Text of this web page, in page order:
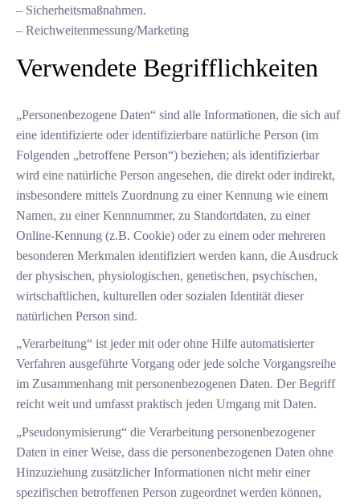
– Sicherheitsmaßnahmen.
– Reichweitenmessung/Marketing
Verwendete Begrifflichkeiten
„Personenbezogene Daten“ sind alle Informationen, die sich auf
eine identifizierte oder identifizierbare natürliche Person (im
Folgenden „betroffene Person“) beziehen; als identifizierbar
wird eine natürliche Person angesehen, die direkt oder indirekt,
insbesondere mittels Zuordnung zu einer Kennung wie einem
Namen, zu einer Kennnummer, zu Standortdaten, zu einer
Online-Kennung (z.B. Cookie) oder zu einem oder mehreren
besonderen Merkmalen identifiziert werden kann, die Ausdruck
der physischen, physiologischen, genetischen, psychischen,
wirtschaftlichen, kulturellen oder sozialen Identität dieser
natürlichen Person sind.
„Verarbeitung“ ist jeder mit oder ohne Hilfe automatisierter
Verfahren ausgeführte Vorgang oder jede solche Vorgangsreihe
im Zusammenhang mit personenbezogenen Daten. Der Begriff
reicht weit und umfasst praktisch jeden Umgang mit Daten.
„Pseudonymisierung“ die Verarbeitung personenbezogener
Daten in einer Weise, dass die personenbezogenen Daten ohne
Hinzuziehung zusätzlicher Informationen nicht mehr einer
spezifischen betroffenen Person zugeordnet werden können,